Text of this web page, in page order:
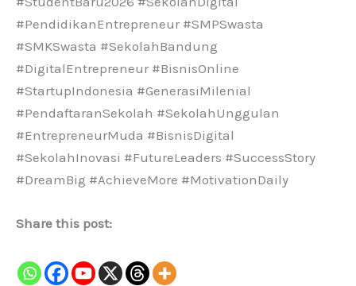
#PendidikanEntrepreneur #SMPSwasta
#SMKSwasta #SekolahBandung
#DigitalEntrepreneur #BisnisOnline
#StartupIndonesia #GenerasiMilenial
#PendaftaranSekolah #SekolahUnggulan
#EntrepreneurMuda #BisnisDigital
#SekolahInovasi #FutureLeaders #SuccessStory
#DreamBig #AchieveMore #MotivationDaily
Share this post: